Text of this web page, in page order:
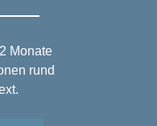
Monate
rund